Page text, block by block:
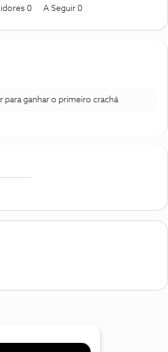
0 A Seguir 0
para ganhar o primeiro crachá